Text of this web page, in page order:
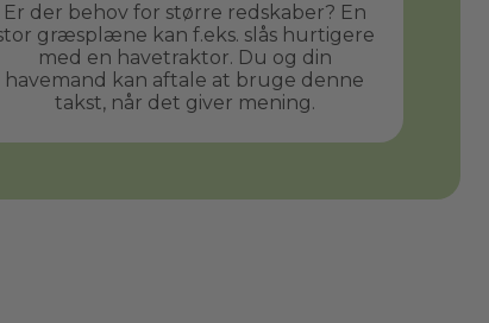
Er der behov for større redskaber? En
græsplæne kan f.eks. slås hurtigere
med en havetraktor. Du og din
havemand kan aftale at bruge denne
takst, når det giver mening.